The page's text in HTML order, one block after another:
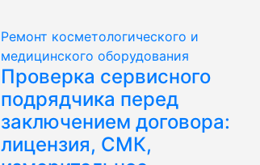
Ремонт косметологического и
медицинского оборудования
Проверка сервисного
подрядчика перед
заключением договора:
лицензия, СМК,